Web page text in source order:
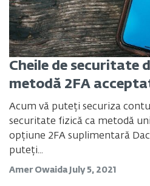
Cheile de securitate
metodă 2FA
Acum vă puteți securiza
securitate fizică ca metodă
opțiune 2FA suplimentară
puteți...
Amer Owaida July 5, 2021